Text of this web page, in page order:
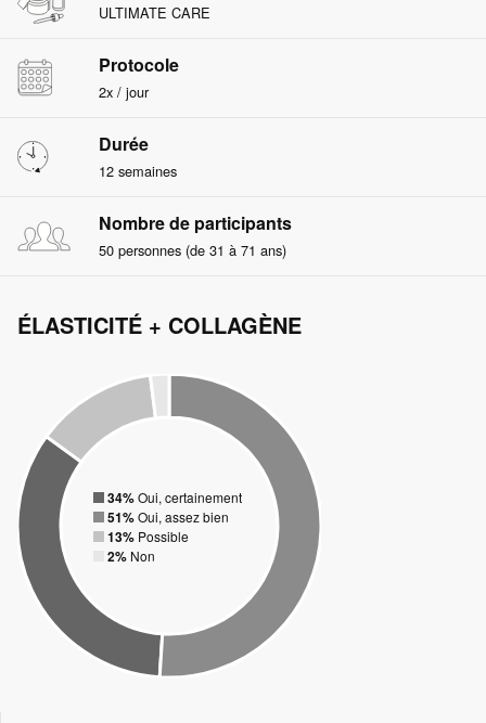
ULTIMATE CARE
Protocole
2x / jour
Durée
12 semaines
Nombre de participants
50 personnes (de 31 à 71 ans)
ÉLASTICITÉ + COLLAGÈNE
34%Oui, certainement
51%Oui, assez bien
13% Possible
2% Non